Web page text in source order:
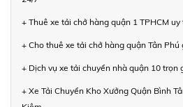
+ Thuê xe tải chở hàng quận 1 TPHCM
+ Cho thuê xe tải chở hàng quận Tân
+ Dịch vụ xe tải chuyển nhà quận 10 trọn
+ Xe Tải Chuyển Kho Xưởng Quận Bình